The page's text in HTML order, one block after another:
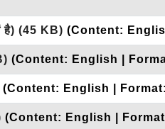
है) (45 KB) (Content:
(Content: English |
(Content: English |
(Content: English |